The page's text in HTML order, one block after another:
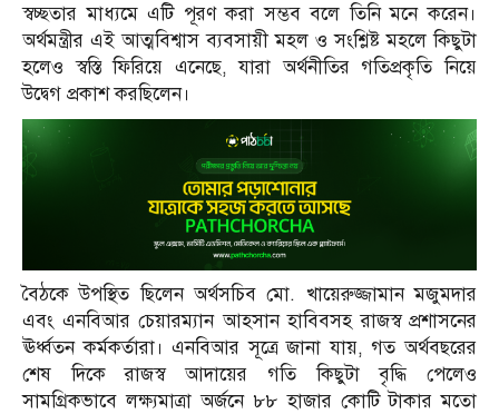
স্বচ্ছতার মাধ্যমে এটি পূরণ করা সম্ভব বলে তিনি মনে করেন।
অর্থমন্ত্রীর এই আত্মবিশ্বাস ব্যবসায়ী মহল ও সংশ্লিষ্ট মহলে কিছুটা
হলেও স্বস্তি ফিরিয়ে এনেছে, যারা অর্থনীতির গতিপ্রকৃতি নিয়ে
উদ্বেগ প্রকাশ করছিলেন।
বৈঠকে উপস্থিত ছিলেন অর্থসচিব মো. খায়েরুজ্জামান মজুমদার
এবং এনবিআর চেয়ারম্যান আহসান হাবিবসহ রাজস্ব প্রশাসনের
ঊর্ধ্বতন কর্মকর্তারা। এনবিআর সূত্রে জানা যায়, গত অর্থবছরের
শেষ দিকে রাজস্ব আদায়ের গতি কিছুটা বৃদ্ধি পেলেও
সামগ্রিকভাবে লক্ষ্যমাত্রা অর্জনে ৮৮ হাজার কোটি টাকার মতো